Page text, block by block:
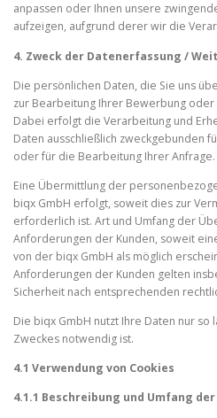
anpassen oder Ihnen unsere
aufzeigen, aufgrund derer wir die
4. Zweck der Datenerfassung /
Die persönlichen Daten, die Sie uns
zur Bearbeitung Ihrer Bewerbung
Dabei erfolgt die Verarbeitung und
Daten ausschließlich zweckgebunden
oder für die Bearbeitung Ihrer Anfrage.
Eine Übermittlung der
biqx GmbH erfolgt, soweit dies zur
erforderlich ist. Art und Umfang der
Anforderungen der Kunden, soweit
von der biqx GmbH als möglich
Anforderungen der Kunden gelten
Sicherheit nach entsprechenden
Die biqx GmbH nutzt Ihre Daten nur so
Zweckes notwendig ist.
4.1 Verwendung von Cookies
4.1.1 Beschreibung und Umfang